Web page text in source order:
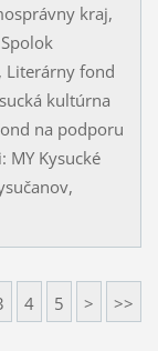
kraj,
Literárny fond
kultúrna
na podporu
MY Kysucké
4 5 > >>